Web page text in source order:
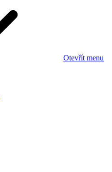
Otevřít menu